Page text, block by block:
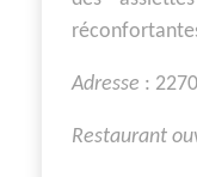
Adresse :
Restaurant